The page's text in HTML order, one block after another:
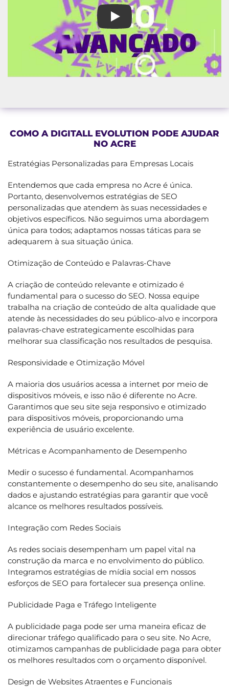
Agência SEO no Acre:
COMO A DIGITALL EVOLUTION PODE AJUDAR
NO ACRE
Estratégias Personalizadas para Empresas Locais
Entendemos que cada empresa no Acre é única.
Portanto, desenvolvemos estratégias de SEO
personalizadas que atendem às suas necessidades e
objetivos específicos. Não seguimos uma abordagem
única para todos; adaptamos nossas táticas para se
adequarem à sua situação única.
Otimização de Conteúdo e Palavras-Chave
A criação de conteúdo relevante e otimizado é
fundamental para o sucesso do SEO. Nossa equipe
trabalha na criação de conteúdo de alta qualidade que
atende às necessidades do seu público-alvo e incorpora
palavras-chave estrategicamente escolhidas para
melhorar sua classificação nos resultados de pesquisa.
Responsividade e Otimização Móvel
A maioria dos usuários acessa a internet por meio de
dispositivos móveis, e isso não é diferente no Acre.
Garantimos que seu site seja responsivo e otimizado
para dispositivos móveis, proporcionando uma
experiência de usuário excelente.
Métricas e Acompanhamento de Desempenho
Medir o sucesso é fundamental. Acompanhamos
constantemente o desempenho do seu site, analisando
dados e ajustando estratégias para garantir que você
alcance os melhores resultados possíveis.
Integração com Redes Sociais
As redes sociais desempenham um papel vital na
construção da marca e no envolvimento do público.
Integramos estratégias de mídia social em nossos
esforços de SEO para fortalecer sua presença online.
Publicidade Paga e Tráfego Inteligente
A publicidade paga pode ser uma maneira eficaz de
direcionar tráfego qualificado para o seu site. No Acre,
otimizamos campanhas de publicidade paga para obter
os melhores resultados com o orçamento disponível.
Design de Websites Atraentes e Funcionais